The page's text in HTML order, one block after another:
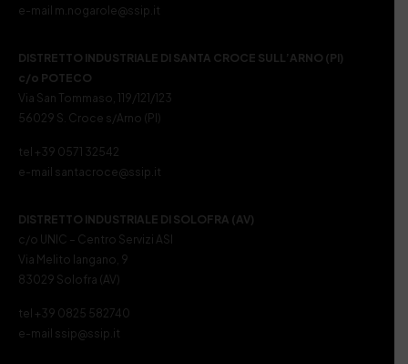
e-mail m.nogarole@ssip.it
DISTRETTO INDUSTRIALE DI SANTA CROCE SULL’ARNO (PI)
c/o POTECO
Via San Tommaso, 119/121/123
56029 S. Croce s/Arno (PI)
tel +39 0571 32542
e-mail santacroce@ssip.it
DISTRETTO INDUSTRIALE DI SOLOFRA (AV)
c/o UNIC – Centro Servizi ASI
Via Melito Iangano, 9
83029 Solofra (AV)
tel +39 0825 582740
e-mail ssip@ssip.it